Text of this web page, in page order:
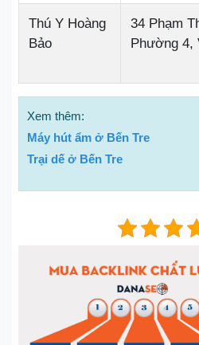
Thú Y Hoàng
Bảo
34 Phạm
Phường 4,
Xem thêm:
Máy hút ẩm ở Bến Tre
Trại dế ở Bến Tre